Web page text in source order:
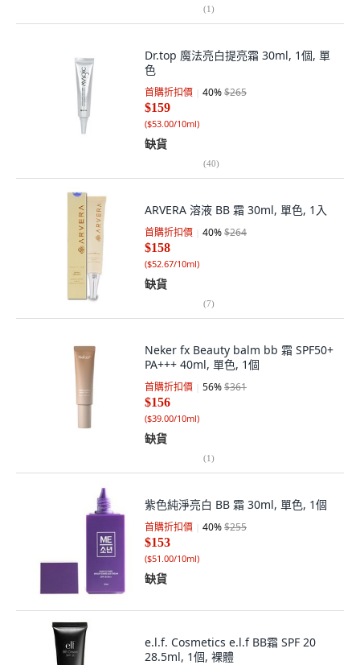
(1)
Dr.top 魔法亮白提亮霜 30ml, 1個, 單
色
首購折扣價 40%$265
$159
($53.00/10ml)
缺貨
(40)
ARVERA 溶液 BB 霜 30ml, 單色, 1入
首購折扣價 40%$264
$158
($52.67/10ml)
缺貨
(7)
Neker fx Beauty balm bb 霜 SPF50+
PA+++ 40ml, 單色, 1個
首購折扣價 56%$361
$156
($39.00/10ml)
缺貨
(1)
紫色純淨亮白 BB 霜 30ml, 單色, 1個
首購折扣價 40%$255
$153
($51.00/10ml)
缺貨
e.l.f. Cosmetics e.l.f BB霜 SPF 20
28.5ml, 1個, 裸體